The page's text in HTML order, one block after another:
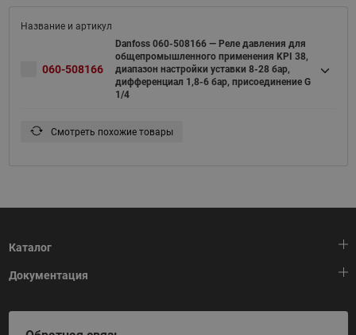
060-508166
Danfoss 060-508166 — Реле давления для
общепромышленного применения KPI 38,
диапазон настройки уставки 8-28 бар,
дифференциал 1,8-6 бар, присоединение G
1/4
Смотреть похожие товары
Каталог
Тепловая автоматика
Холодильная техника
Документация
HeatPlatform (Тепловая платформа)